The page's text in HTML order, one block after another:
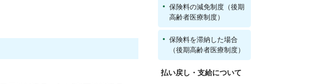
保険料の減免制度（後期
高齢者医療制度）
保険料を滞納した場合
（後期高齢者医療制度）
払い戻し・支給について